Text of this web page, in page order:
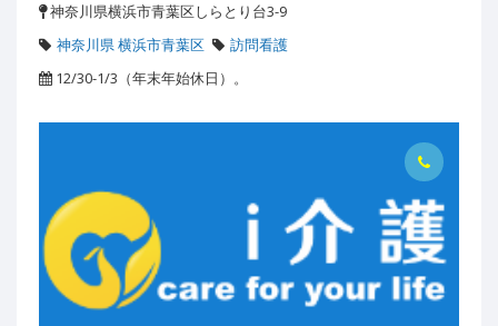
神奈川県横浜市青葉区しらとり台3-9
神奈川県 横浜市青葉区
訪問看護
12/30-1/3（年末年始休日）。